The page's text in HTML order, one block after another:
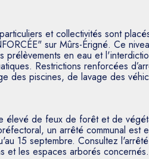
et collectivités sont
sur Mûrs-Érigné. Ce
prélèvements en eau et
Restrictions renforcées
des piscines, de lavage des
élevé de feux de forêt et de
un arrêté communal est
15 septembre. Consultez
et les espaces arborés concernés.